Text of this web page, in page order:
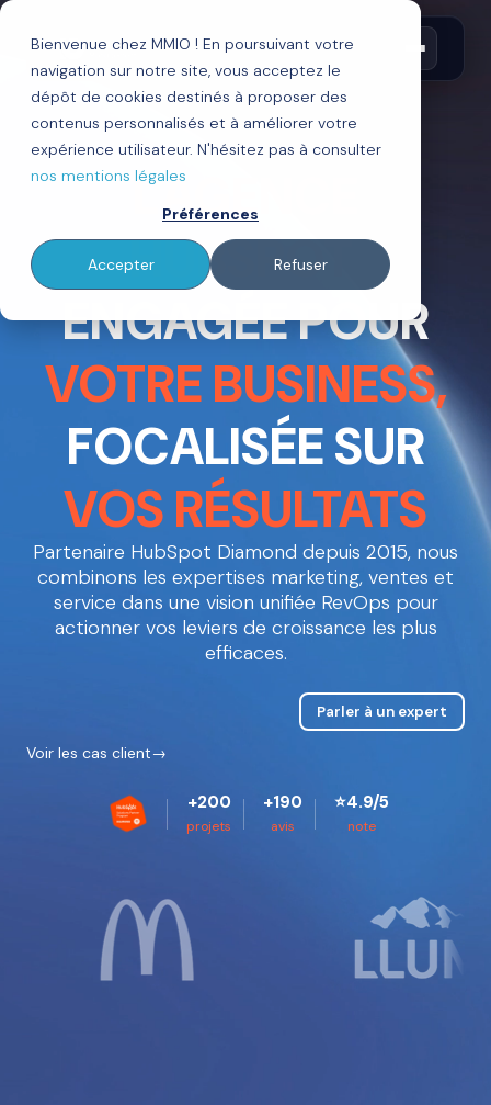
Bienvenue chez MMIO ! En poursuivant votre
navigation sur notre site, vous acceptez le
dépôt de cookies destinés à proposer des
contenus personnalisés et à améliorer votre
expérience utilisateur. N'hésitez pas à consulter
nos mentions légales
Préférences
Accepter Refuser
L'AGENCE
HUBSPOT
ENGAGÉE POUR
VOTRE BUSINESS,
FOCALISÉE SUR
VOS RÉSULTATS
Partenaire HubSpot Diamond depuis 2015, nous
combinons les expertises marketing, ventes et
service dans une vision unifiée RevOps pour
actionner vos leviers de croissance les plus
efficaces.
Parler à un expert
Voir les cas client
+200
projets
+190
avis
⭐4.9/5
note